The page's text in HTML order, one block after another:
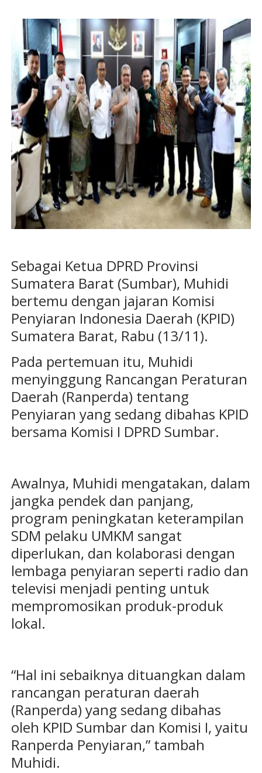
Sebagai Ketua DPRD Provinsi
Sumatera Barat (Sumbar), Muhidi
bertemu dengan jajaran Komisi
Penyiaran Indonesia Daerah (KPID)
Sumatera Barat, Rabu (13/11).
Pada pertemuan itu, Muhidi
menyinggung Rancangan Peraturan
Daerah (Ranperda) tentang
Penyiaran yang sedang dibahas KPID
bersama Komisi I DPRD Sumbar.
Awalnya, Muhidi mengatakan, dalam
jangka pendek dan panjang,
program peningkatan keterampilan
SDM pelaku UMKM sangat
diperlukan, dan kolaborasi dengan
lembaga penyiaran seperti radio dan
televisi menjadi penting untuk
mempromosikan produk-produk
lokal.
“Hal ini sebaiknya dituangkan dalam
rancangan peraturan daerah
(Ranperda) yang sedang dibahas
oleh KPID Sumbar dan Komisi I, yaitu
Ranperda Penyiaran,” tambah
Muhidi.